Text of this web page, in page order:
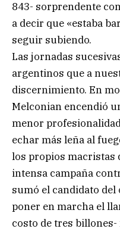
843- sorprendente
a decir que «estaba
seguir subiendo.
Las jornadas
argentinos que a
discernimiento. En
Melconian encendió
menor
echar más leña al
los propios macristas
intensa campaña
sumó el candidato
poner en marcha el
costo de tres